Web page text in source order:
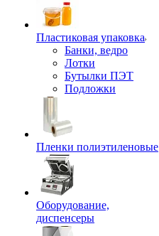
Пластиковая упаковка
Банки, ведро
Лотки
Бутылки ПЭТ
Подложки
Пленки полиэтиленовые
Оборудование,
диспенсеры